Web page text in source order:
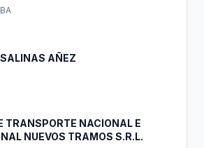
AÑEZ
TRANSPORTE NACIONAL E
NUEVOS TRAMOS S.R.L.